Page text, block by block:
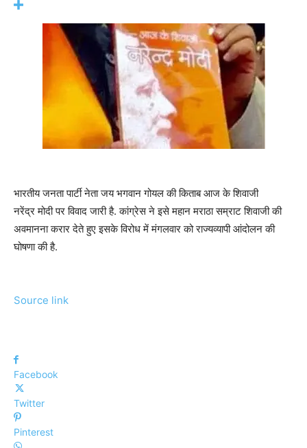
भारतीय जनता पार्टी नेता जय भगवान गोयल की किताब आज के शिवाजी
नरेंद्र मोदी पर विवाद जारी है. कांग्रेस ने इसे महान मराठा सम्राट शिवाजी की
अवमानना करार देते हुए इसके विरोध में मंगलवार को राज्यव्यापी आंदोलन की
घोषणा की है.
Source link
Facebook
Twitter
Pinterest